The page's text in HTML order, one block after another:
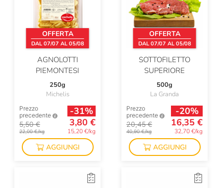
OFFERTA
DAL 07/07 AL 05/08
AGNOLOTTI
PIEMONTESI
250g
Michelis
Prezzo
precedente
5,50 €
22,00 €/kg
-31%
3,80 €
15,20 €/kg
AGGIUNGI
OFFERTA
DAL 07/07 AL 05/08
SOTTOFILETTO
SUPERIORE
500g
La Granda
Prezzo
precedente
20,45 €
40,90 €/kg
-20%
16,35 €
32,70 €/kg
AGGIUNGI